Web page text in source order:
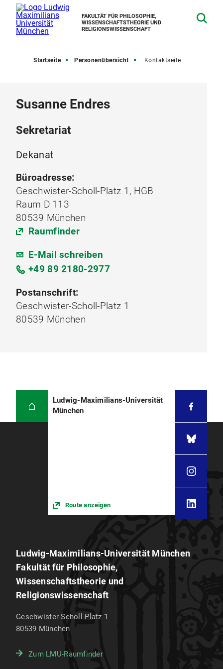
FAKULTÄT FÜR PHILOSOPHIE,
WISSENSCHAFTSTHEORIE UND
RELIGIONSWISSENSCHAFT
Startseite Personenübersicht Kontaktseite
Susanne Endres
Sekretariat
Dekanat
Büroadresse:
Geschwister-Scholl-Platz 1, HGB
Raum D 113
80539 München
Raumfinder
E-Mail schreiben
+49 89 2180-2977
Postanschrift:
Geschwister-Scholl-Platz 1
80539 München
Ludwig-Maximilians-Universität
München
Route anzeigen
Ludwig-Maximilians-Universität München
Fakultät für Philosophie,
Wissenschaftstheorie und
Religionswissenschaft
Geschwister-Scholl-Platz 1
80539 München
Zum LMU-Raumfinder